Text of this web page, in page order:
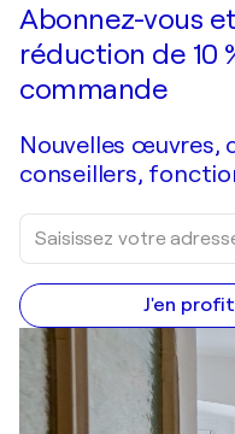
Je
Abonnez-vous
réduction de 10
commande
Nouvelles œuvres,
conseillers,
J'en